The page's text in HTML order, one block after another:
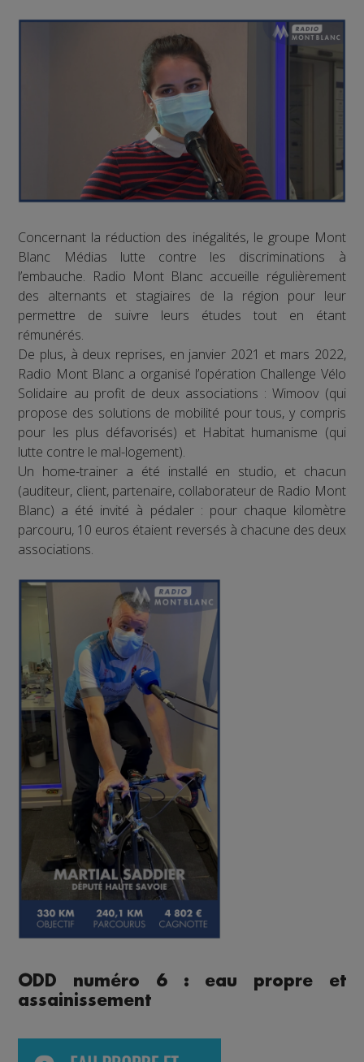
Concernant la réduction des inégalités, le groupe Mont
Blanc Médias lutte contre les discriminations à
l’embauche. Radio Mont Blanc accueille régulièrement
des alternants et stagiaires de la région pour leur
permettre de suivre leurs études tout en étant
rémunérés.
De plus, à deux reprises, en janvier 2021 et mars 2022,
Radio Mont Blanc a organisé l’opération Challenge Vélo
Solidaire au profit de deux associations : Wimoov (qui
propose des solutions de mobilité pour tous, y compris
pour les plus défavorisés) et Habitat humanisme (qui
lutte contre le mal-logement).
Un home-trainer a été installé en studio, et chacun
(auditeur, client, partenaire, collaborateur de Radio Mont
Blanc) a été invité à pédaler : pour chaque kilomètre
parcouru, 10 euros étaient reversés à chacune des deux
associations.
ODD numéro 6 : eau propre et
assainissement